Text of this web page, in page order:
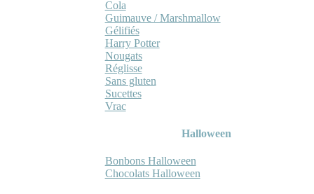
Cola
Guimauve / Marshmallow
Gélifiés
Harry Potter
Nougats
Réglisse
Sans gluten
Sucettes
Vrac
Halloween
Bonbons Halloween
Chocolats Halloween